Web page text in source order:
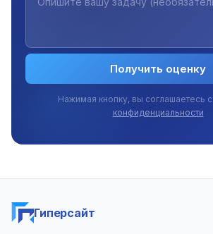
Получить оценку
Нажимая кнопку, вы соглашаетесь с
конфиденциальности
Гиперсайт